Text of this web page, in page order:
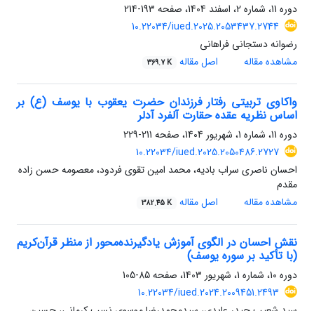
دوره 11، شماره 2، اسفند 1404، صفحه
193-214
10.22034/iued.2025.2053437.2744
رضوانه دستجانی فراهانی
مشاهده مقاله
اصل مقاله 369.7 K
واکاوی تربیتی رفتار فرزندان حضرت یعقوب با یوسف (ع) بر
اساس نظریه عقده حقارت آلفرد آدلر
دوره 11، شماره 1، شهریور 1404، صفحه
211-229
10.22034/iued.2025.2050486.2727
احسان ناصری سراب بادیه، محمد امین تقوی فردود، معصومه حسن زاده
مقدم
مشاهده مقاله
اصل مقاله 382.45 K
نقش احسان در الگوی آموزش یادگیرنده‌محور از منظر قرآن‌کریم
(با تأکید بر سوره یوسف)
دوره 10، شماره 1، شهریور 1403، صفحه
85-105
10.22034/iued.2024.2009451.2493